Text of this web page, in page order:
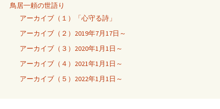
鳥居一頼の世語り
アーカイブ（１）「心守る詩」
アーカイブ（２）2019年7月17日～
アーカイブ（３）2020年1月1日～
アーカイブ（４）2021年1月1日～
アーカイブ（５）2022年1月1日～